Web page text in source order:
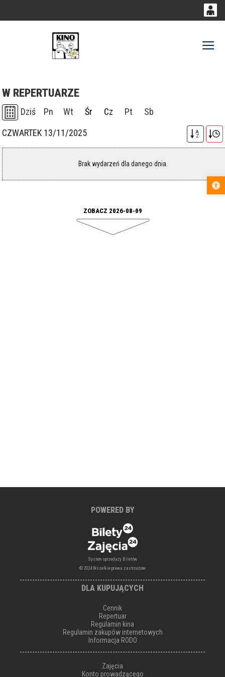
Otwórz
14 52
W REPERTUARZE
Dziś Pn Wt Śr Cz Pt
Sb
CZWARTEK 13/11/2025
A
Z
Brak wydarzeń dla danego dnia.
ZOBACZ 2026-08-09
POWERED BY
System sprzedaży Biletów
© 2024 Wszelkie prawa zastrzeżone
DLA KUPUJĄCYCH
Cennik
Repertuar
Regulamin kina
Regulamin zakupów internetowych
Informacja RODO
Zajęcia
Konto prowadzącego